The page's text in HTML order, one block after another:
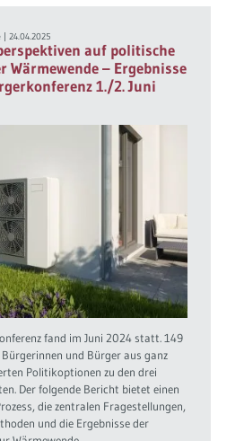
|24.04.2025
auf politische
Wärmewende – Ergebnisse
1./2. Juni
fand im Juni 2024 statt. 149
und Bürger aus ganz
Politikoptionen zu den drei
Der folgende Bericht bietet einen
die zentralen Fragestellungen,
und die Ergebnisse der